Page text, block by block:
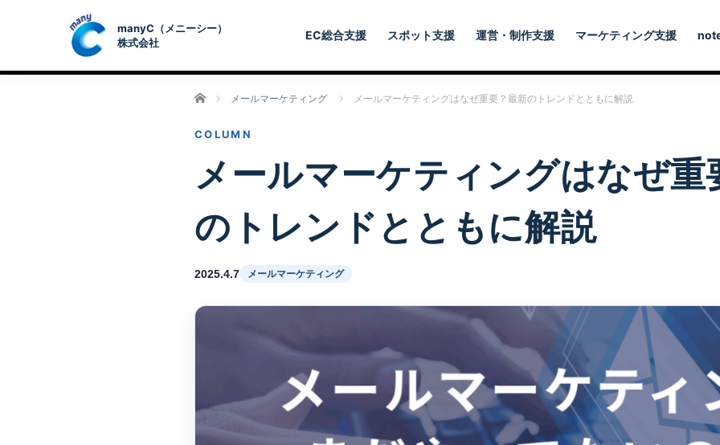
EC総合支援 スポット支援 運営・制作支援 マーケティング支援
ホーム メールマーケティング メールマーケティングはなぜ重要？最新のトレンドとともに解説
メールマーケティングはなぜ重
のトレンドとともに解説
2025.4.7 メールマーケティング